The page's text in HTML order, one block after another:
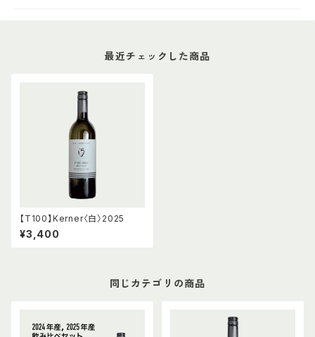
最近チェックした商品
【T100】Kerner〈白〉2025
¥3,400
同じカテゴリの商品